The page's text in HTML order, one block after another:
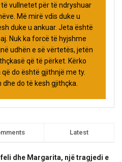
vullnetet për të ndryshuar
Më mirë vdis duke u
duke u ankuar. Jeta është
Nuk ka forcë të hyjshme
udhën e së vërtetës, jetën
që të përket. Kërko
do është gjithnjë me ty.
do të kesh gjithçka.
Latest
dhe Margarita, një tragjedi e